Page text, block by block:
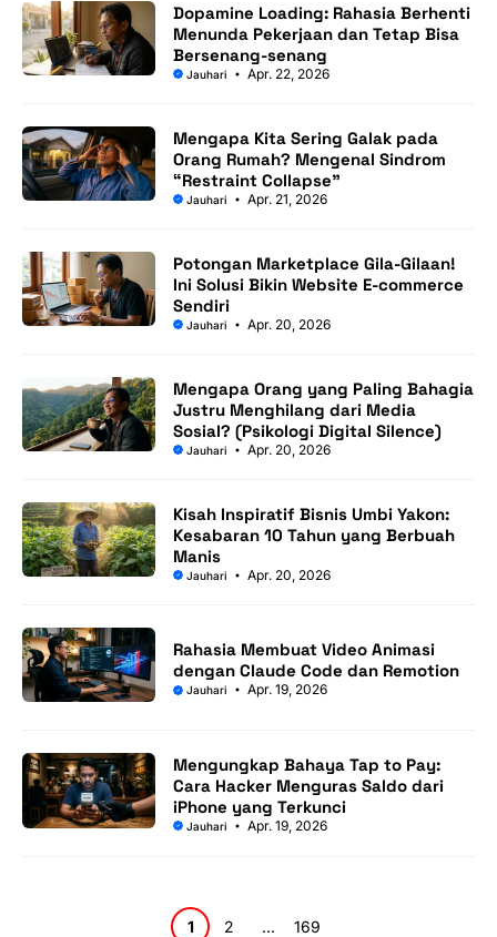
Dopamine Loading: Rahasia Berhenti
Menunda Pekerjaan dan Tetap Bisa
Bersenang-senang
Jauhari Apr. 22, 2026
Mengapa Kita Sering Galak pada
Orang Rumah? Mengenal Sindrom
“Restraint Collapse”
Jauhari Apr. 21, 2026
Potongan Marketplace Gila-Gilaan!
Ini Solusi Bikin Website E-commerce
Sendiri
Jauhari Apr. 20, 2026
Mengapa Orang yang Paling Bahagia
Justru Menghilang dari Media
Sosial? (Psikologi Digital Silence)
Jauhari Apr. 20, 2026
Kisah Inspiratif Bisnis Umbi Yakon:
Kesabaran 10 Tahun yang Berbuah
Manis
Jauhari Apr. 20, 2026
Rahasia Membuat Video Animasi
dengan Claude Code dan Remotion
Jauhari Apr. 19, 2026
Mengungkap Bahaya Tap to Pay:
Cara Hacker Menguras Saldo dari
iPhone yang Terkunci
Jauhari Apr. 19, 2026
Halaman
1 Halaman
2 … Halaman
169